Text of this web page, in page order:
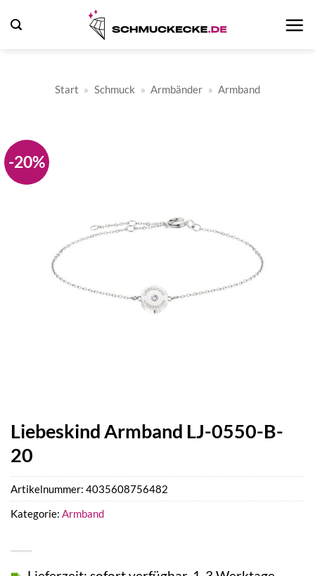
Inhalt
Start » Schmuck » Armbänder » Armband
-20%
Liebeskind Armband LJ-0550-B-
20
Artikelnummer: 4035608756482
Kategorie: Armband